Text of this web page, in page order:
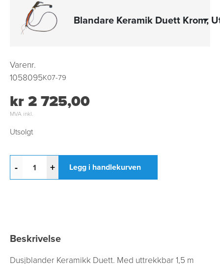
Blandare Keramik Duett Krom,
Varenr.
1058095K07-79
kr 2 725,00
MVA inkl.
Utsolgt
- + Legg i handlekurven
Beskrivelse
Dusjblander Keramikk Duett. Med uttrekkbar 1,5 m